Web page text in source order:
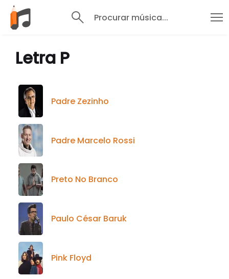
Procurar música...
Letra P
Padre Zezinho
Padre Marcelo Rossi
Preto No Branco
Paulo César Baruk
Pink Floyd